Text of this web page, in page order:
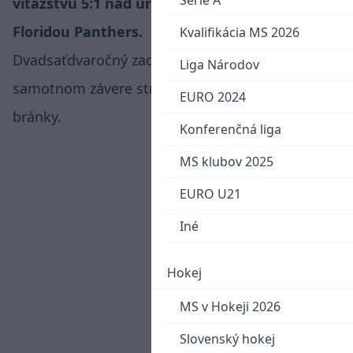
Kvalifikácia MS 2026
Liga Národov
EURO 2024
Konferenčná liga
MS klubov 2025
EURO U21
Iné
Hokej
MS v Hokeji 2026
Slovenský hokej
Floridou Panthers.
Dvadsaťdvaročný zadák pečatil triumf "diablov" v
samotnom závere stretnutia gólom do prázdnej
bránky.